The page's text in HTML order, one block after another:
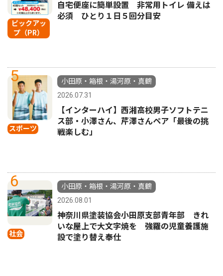
ピックアッ
プ（PR）
自宅便座に簡単設置 非常用トイレ 備えは
必須 ひとり１日５回分目安
5
スポーツ
小田原・箱根・湯河原・真鶴
2026.07.31
【インターハイ】西湘高校男子ソフトテニ
ス部・小澤さん、芹澤さんペア「最後の挑
戦楽しむ」
6
社会
小田原・箱根・湯河原・真鶴
2026.08.01
神奈川県塗装協会小田原支部青年部 きれ
いな屋上で大文字焼を 強羅の児童養護施
設で塗り替え奉仕